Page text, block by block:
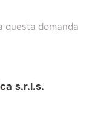
questa domanda
s.r.l.s.